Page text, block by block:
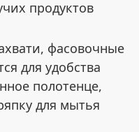
продуктов
фасовочные
для удобства
полотенце,
для мытья